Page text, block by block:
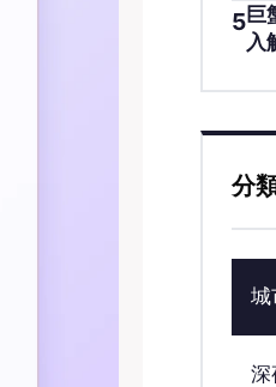
5巨
入
分
城
深